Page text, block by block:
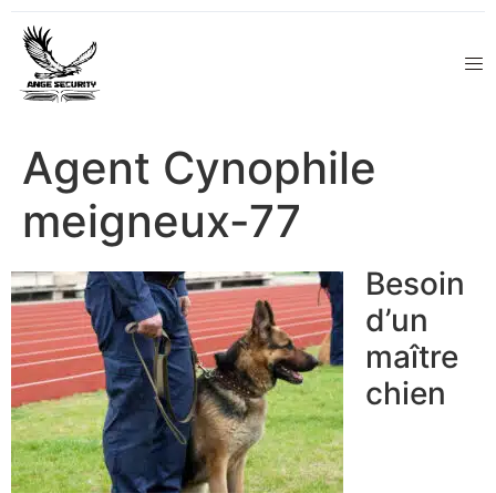
Agent Cynophile
meigneux-77
Besoin
d’un
maître
chien